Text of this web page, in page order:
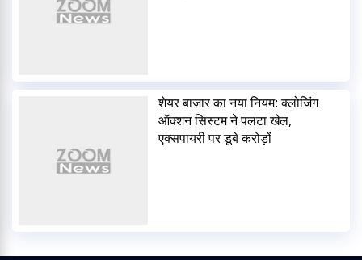
शेयर बाजार का नया नियम: क्लोजिंग
ऑक्शन सिस्टम ने पलटा खेल,
एक्सपायरी पर डूबे करोड़ों